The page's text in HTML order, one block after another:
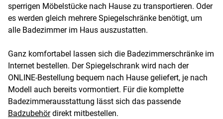
sperrigen Möbelstücke nach Hause zu transportieren. Oder
es werden gleich mehrere Spiegelschränke benötigt, um
alle Badezimmer im Haus auszustatten.
Ganz komfortabel lassen sich die Badezimmerschränke im
Internet bestellen. Der Spiegelschrank wird nach der
ONLINE-Bestellung bequem nach Hause geliefert, je nach
Modell auch bereits vormontiert. Für die komplette
Badezimmerausstattung lässt sich das passende
Badzubehördirekt mitbestellen.